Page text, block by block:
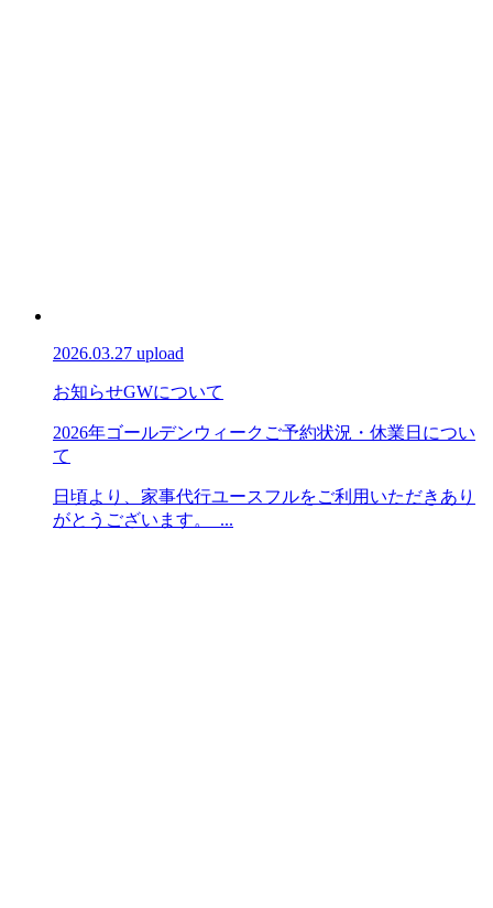
2026.03.27 upload
お知らせGWについて
2026年ゴールデンウィークご予約状況・休業日につい
て
日頃より、家事代行ユースフルをご利用いただきあり
がとうございます。 ...